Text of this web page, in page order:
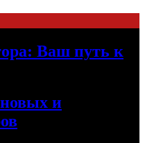
Ваш путь к
и